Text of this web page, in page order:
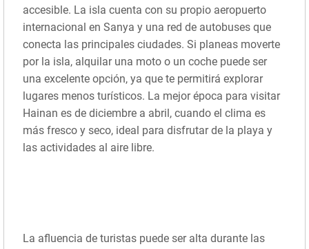
accesible. La isla cuenta con su propio aeropuerto
internacional en Sanya y una red de autobuses que
conecta las principales ciudades. Si planeas moverte
por la isla, alquilar una moto o un coche puede ser
una excelente opción, ya que te permitirá explorar
lugares menos turísticos. La mejor época para visitar
Hainan es de diciembre a abril, cuando el clima es
más fresco y seco, ideal para disfrutar de la playa y
las actividades al aire libre.
La afluencia de turistas puede ser alta durante las